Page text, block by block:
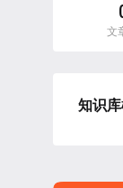
文
知识